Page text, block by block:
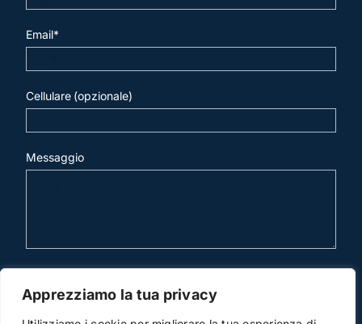
Apprezziamo la tua privacy
Email*
Cellulare (opzionale)
Messaggio
invia mail